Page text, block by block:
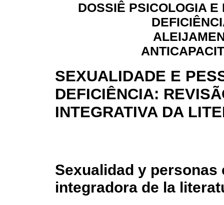
DOSSIÊ PSICOLOGIA
SEXUALIDADE E
DEFICIÊNCIA:
INTEGRATIVA DA
Sexualidad y
integradora de la